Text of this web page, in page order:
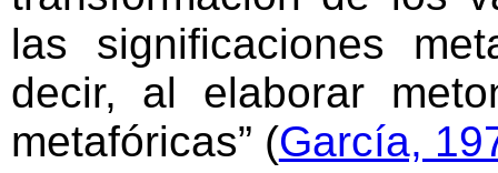
las significaciones
decir, al elaborar
metafóricas” (García,